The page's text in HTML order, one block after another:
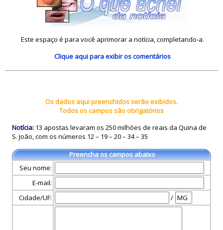
Este espaço é para você aprimorar a notícia, completando-a.
Clique aquipara exibir os comentários
Os dados aqui preenchidos serão exibidos.
Todos os campos são obrigatórios
Notícia: 13 apostas levaram os 250 milhões de reais da Quina de
S. João, com os números 12 – 19 – 20 – 34 – 35
Preencha os campos abaixo
Seu nome:
E-mail:
Cidade/UF:
/